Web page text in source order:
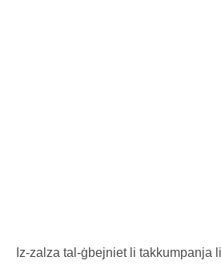
Iz-zalza tal-ġbejniet li takkumpanja